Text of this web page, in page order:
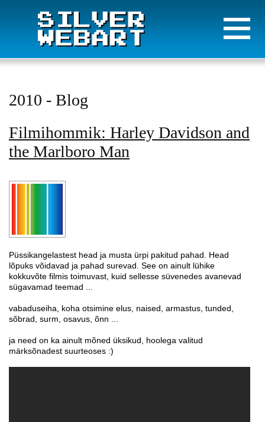
2010 - Blog
Filmihommik: Harley Davidson and
the Marlboro Man
Püssikangelastest head ja musta ürpi pakitud pahad. Head
lõpuks võidavad ja pahad surevad. See on ainult lühike
kokkuvõte filmis toimuvast, kuid sellesse süvenedes avanevad
sügavamad teemad ...
vabaduseiha, koha otsimine elus, naised, armastus, tunded,
sõbrad, surm, osavus, õnn ...
ja need on ka ainult mõned üksikud, hoolega valitud
märksõnadest suurteoses :)